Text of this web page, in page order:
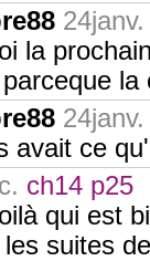
24janv.
la
24janv.
avait ce
ch14 p25
qui est
suites